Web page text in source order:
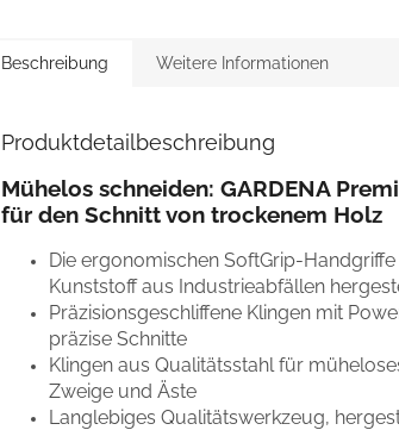
Beschreibung Weitere Informationen
Produktdetailbeschreibung
Mühelos schneiden: GARDENA
für den Schnitt von trockenem Holz
Die ergonomischen SoftGrip-
Kunststoff aus Industrieabfällen
Präzisionsgeschliffene Klingen mit
präzise Schnitte
Klingen aus Qualitätsstahl für
Zweige und Äste
Langlebiges Qualitätswerkzeug,